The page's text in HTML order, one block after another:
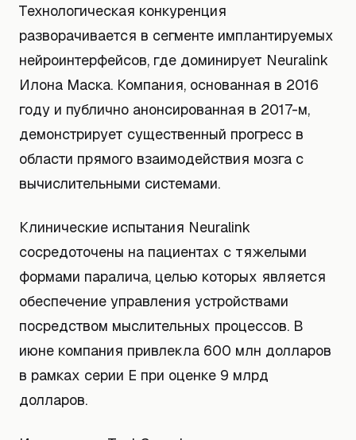
Технологическая конкуренция
разворачивается в сегменте имплантируемых
нейроинтерфейсов, где доминирует Neuralink
Илона Маска. Компания, основанная в 2016
году и публично анонсированная в 2017-м,
демонстрирует существенный прогресс в
области прямого взаимодействия мозга с
вычислительными системами.
Клинические испытания Neuralink
сосредоточены на пациентах с тяжелыми
формами паралича, целью которых является
обеспечение управления устройствами
посредством мыслительных процессов. В
июне компания привлекла 600 млн долларов
в рамках серии E при оценке 9 млрд
долларов.